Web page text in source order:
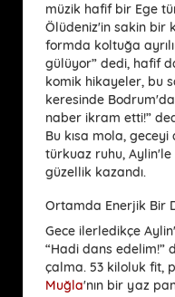
müzik hafif bir Ege
Ölüdeniz'in sakin bir
formda koltuğa
gülüyor” dedi, hafif
komik hikayeler, bu
keresinde
naber ikram etti!”
Bu kısa mola, geceyi
türkuaz ruhu,
güzellik kazandı.
Ortamda Enerjik Bir
Gece ilerledikçe
“Hadi dans edelim!”
çalma. 53 kiloluk fit,
Muğla'nın bir yaz